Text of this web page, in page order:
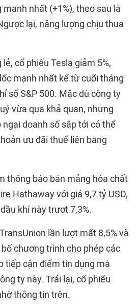
nhất (+1%), theo sau là
lại, năng lượng chịu thua
cổ phiếu Tesla giảm 5%,
mạnh nhất kể từ cuối tháng
số S&P 500. Mặc dù công ty
vừa qua khả quan, nhưng
doanh số sắp tới có thể
ưu đãi thuế liên bang
thông báo bán mảng hóa chất
Hathaway với giá 9,7 tỷ USD,
khí này trượt 7,3%.
lần lượt mất 8,5% và
bố chương trình cho phép các
tiếp cận điểm tín dụng mà
ty này. Trái lại, cổ phiếu
thông tin trên.